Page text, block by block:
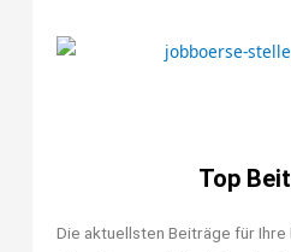
Top
Die aktuellsten Beiträge für